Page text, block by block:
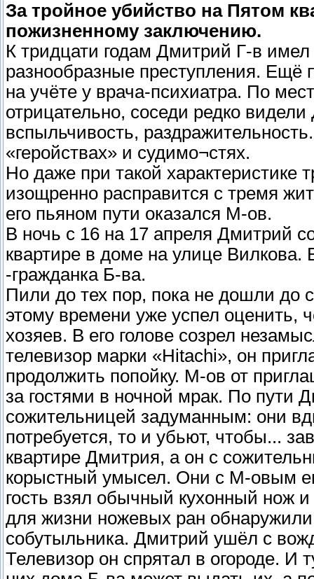
За тройное убийство на Пятом
пожизненному заключению.
К тридцати годам Дмитрий Г-в
разнообразные преступления. Ещё
на учёте у врача-психиатра. По
отрицательно, соседи редко
вспыльчивость,
«геройствах» и судимо¬стях.
Но даже при такой характеристике
изощренно расправится с тремя
его пьяном пути оказался М-ов.
В ночь с 16 на 17 апреля Дмитрий
квартире в доме на улице
-гражданка Б-ва.
Пили до тех пор, пока не дошли до
этому времени уже успел оценить,
хозяев. В его голове созрел
телевизор марки «Hitachi», он
продолжить попойку. М-ов от
за гостями в ночной мрак. По пути
сожительницей задуманным: они
потребуется, то и убьют, чтобы...
квартире Дмитрия, а он с
корыстный умысел. Они с М-овым
гость взял обычный кухонный нож
для жизни ножевых ран обнаружили
собутыльника. Дмитрий ушёл с
Телевизор он спрятал в огороде. И